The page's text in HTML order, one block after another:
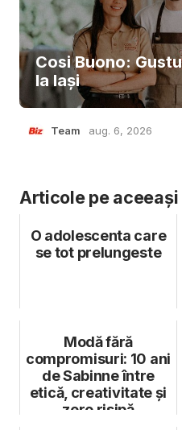
Cosi Buono:
la Iași
Team aug. 6, 2026
Articole pe aceeași
O adolescenta care
se tot prelungeste
Modă fără
compromisuri: 10 ani
de Sabinne între
etică, creativitate și
zero risipă